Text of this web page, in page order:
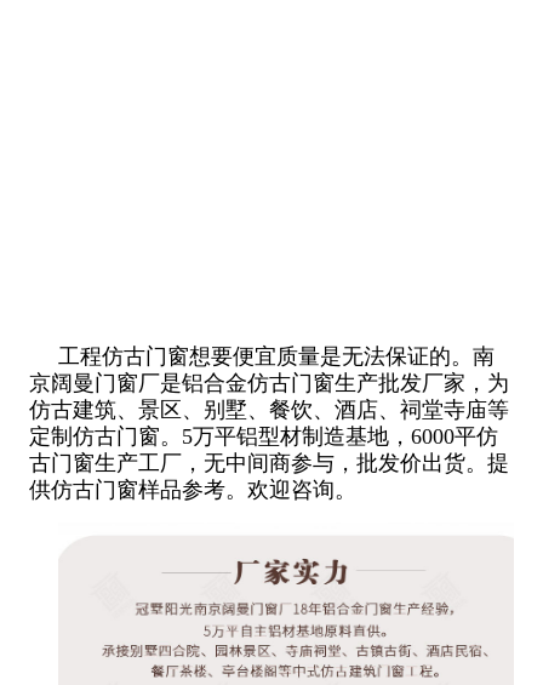
工程仿古门窗想要便宜质量是无法保证的。南
京阔曼门窗厂是铝合金仿古门窗生产批发厂家，为
仿古建筑、景区、别墅、餐饮、酒店、祠堂寺庙等
定制仿古门窗。5万平铝型材制造基地，6000平仿
古门窗生产工厂，无中间商参与，批发价出货。提
供仿古门窗样品参考。欢迎咨询。